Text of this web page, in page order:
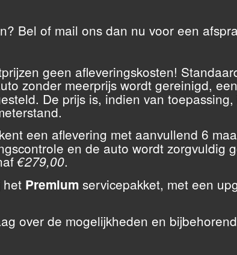
Bel of mail ons dan nu voor een
geen afleveringskosten!
zonder meerprijs wordt gereinigd,
De prijs is, indien van
een aflevering met aanvullend 6
en de auto wordt zorgvuldig
€279,00.
het Premiumservicepakket, met een
over de mogelijkheden en